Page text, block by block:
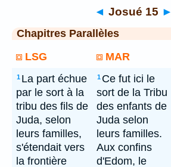
◄ Josué 15 ►
Chapitres Parallèles
LSG
MAR
1 La part échue
par le sort à la
tribu des fils de
Juda, selon
leurs familles,
s'étendait vers
la frontière
1 Ce fut ici le
sort de la Tribu
des enfants de
Juda selon
leurs familles.
Aux confins
d'Edom, le